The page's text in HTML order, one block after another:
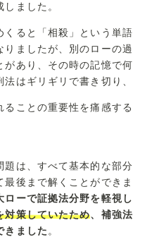
しました。
くると「相殺」という単語
りましたが、別のローの過
があり、その時の記憶で何
はギリギリで書き切り、
ことの重要性を痛感する
題は、すべて基本的な部分
後まで解くことができま
ローで証拠法分野を軽視し
対策していたため、補強法
きました。